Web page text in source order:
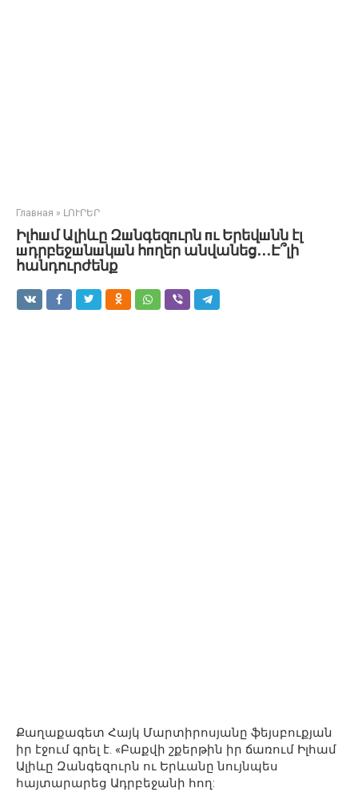
Главная » ԼՈՒՐԵՐ
Իլհшմ Ալիևը Զшնգեզпւրն пւ Երեվшնն էլ
шդրբեջшնшկшն հпղեր անվանեց․․․Է՞լի
հանդուրժենք
Քաղաքագետ Հայկ Մարտիրոսյանը ֆեյսբուքյան
իր էջում գրել է. «Բաքվի շքերթին իր ճառում Իլհամ
Ալիևը Զանգեզուրն ու Երևանը նույնպես
հայտարարեց Ադրբեջանի հող: